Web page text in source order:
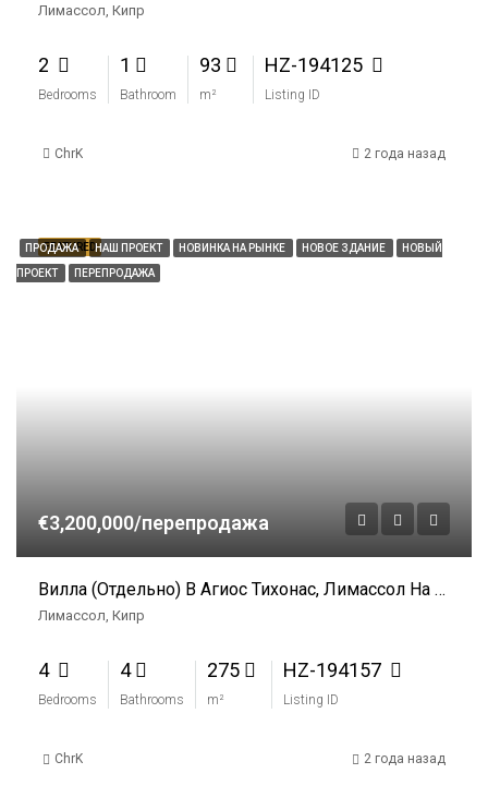
Лимассол, Кипр
2
Bedrooms
1
Bathroom
93
m²
HZ-194125
Listing ID
ChrK 2 года назад
FEATURED
ПРОДАЖА НАШ ПРОЕКТ НОВИНКА НА РЫНКЕ НОВОЕ ЗДАНИЕ НОВЫЙ
ПРОЕКТ ПЕРЕПРОДАЖА
€3,200,000/перепродажа
Вилла (Отдельно) В Агиос Тихонас, Лимассол На Продажу
Лимассол, Кипр
4
Bedrooms
4
Bathrooms
275
m²
HZ-194157
Listing ID
ChrK 2 года назад